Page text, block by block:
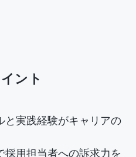
ント
と実践経験がキャリアの
採用担当者への訴求力を